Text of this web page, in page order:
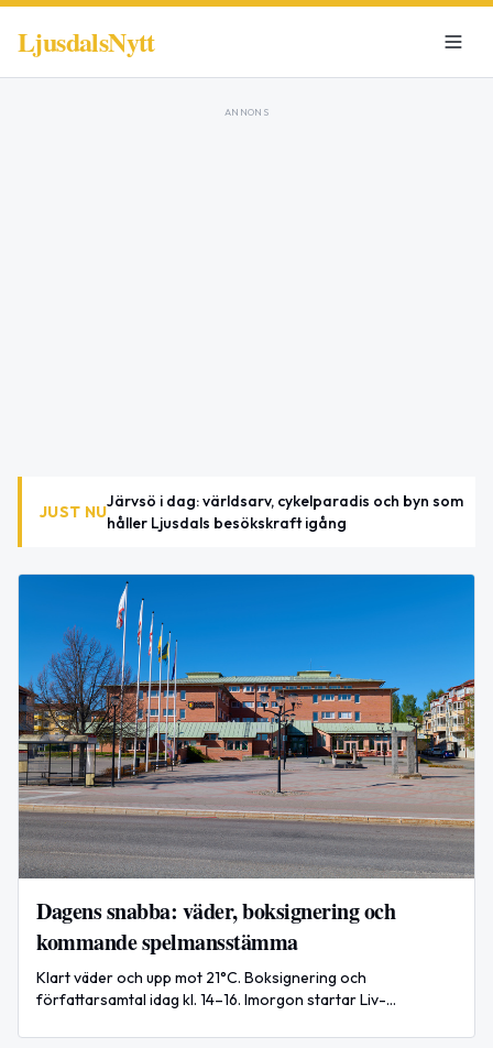
LjusdalsNytt
ANNONS
JUST NU
Järvsö i dag: världsarv, cykelparadis och byn som
håller Ljusdals besökskraft igång
Dagens snabba: väder, boksignering och
kommande spelmansstämma
Klart väder och upp mot 21°C. Boksignering och
författarsamtal idag kl. 14–16. Imorgon startar Liv-